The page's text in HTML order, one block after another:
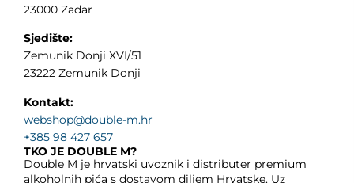
23000 Zadar
Sjedište:
Zemunik Donji XVI/51
23222 Zemunik Donji
Kontakt:
webshop@double-m.hr
+385 98 427 657
TKO JE DOUBLE M?
Double M je hrvatski uvoznik i distributer premium
alkoholnih pića s dostavom diljem Hrvatske. Uz